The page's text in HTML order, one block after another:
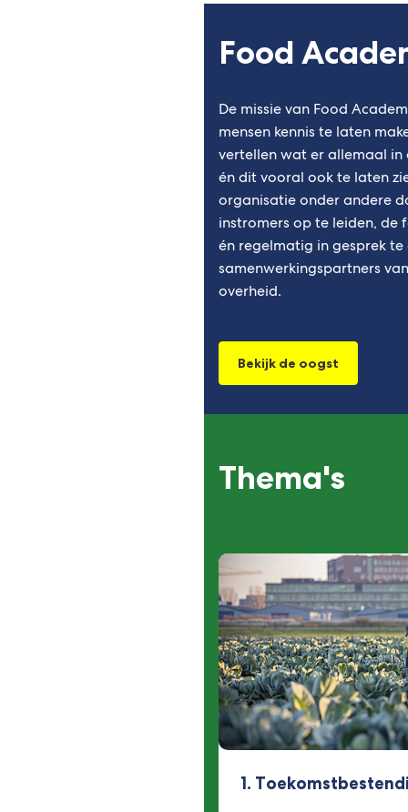
Food
De missie van Food
mensen kennis te laten
vertellen wat er allemaal in
én dit vooral ook te laten
organisatie onder andere
instromers op te leiden, de
én regelmatig in gesprek te
samenwerkingspartners
overheid.
Bekijk de oogst
Thema's
1.